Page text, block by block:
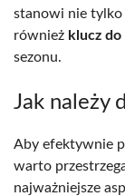
stanowi nie tylko
również klucz
sezonu.
Jak należy
Aby efektywnie
warto
najważniejsze